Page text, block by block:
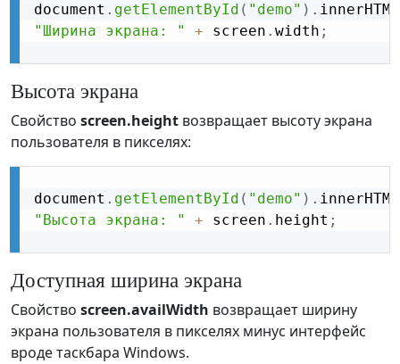
document . getElementById ( "demo" ) .
"Ширина экрана: "
+ screen . width ;
Высота экрана
Свойство screen.height возвращает высоту экрана
пользователя в пикселях:
document . getElementById ( "demo" ) .
"Высота экрана: "
+ screen . height ;
Доступная ширина экрана
Свойство screen.availWidth возвращает ширину
экрана пользователя в пикселях минус интерфейс
вроде таскбара Windows.